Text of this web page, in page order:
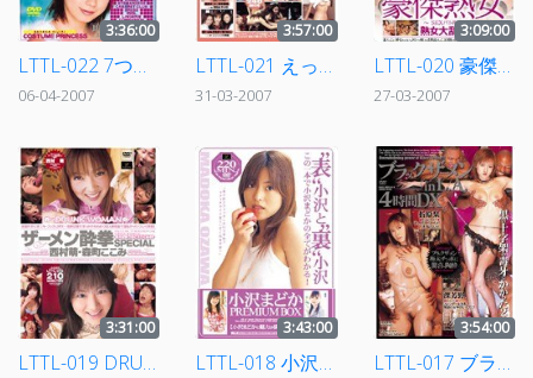
3:36:00
LTTL-022 7つのコスチュームでパコパコパラダイス 夕樹舞子 聖さやか
06-04-2007
3:57:00
LTTL-021 えっちな青春白書 淫乱女子大生とエロエロ三姉妹編
31-03-2007
3:09:00
LTTL-020 豪傑熟女 ～SEXバトル～ 熟女大乱交
27-03-2007
3:31:00
LTTL-019 DRUNK WOMAN ザーメン酔拳SPECIAL
3:43:00
LTTL-018 小沢まどか PREMIUM BOX
3:54:00
LTTL-017 ブラックザーメンinL.A. 4時間DX